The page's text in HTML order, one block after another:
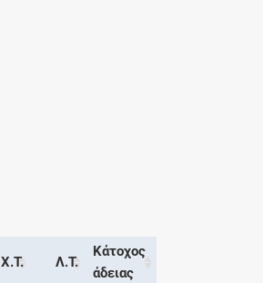
Χ.Τ. Λ.Τ.
Κάτοχος
άδειας